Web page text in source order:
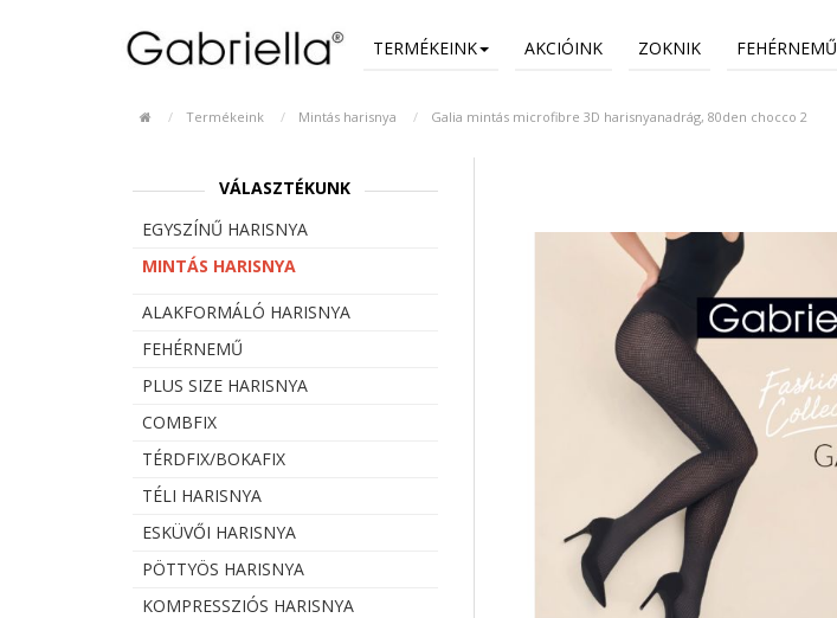
TERMÉKEINK AKCIÓINK ZOKNIK FEHÉRNEMŰ
Termékeink Mintás harisnya Galia mintás microfibre 3D harisnyanadrág, 80den chocco 2
VÁLASZTÉKUNK
EGYSZÍNŰ HARISNYA
MINTÁS HARISNYA
ALAKFORMÁLÓ HARISNYA
FEHÉRNEMŰ
PLUS SIZE HARISNYA
COMBFIX
TÉRDFIX/BOKAFIX
TÉLI HARISNYA
ESKÜVŐI HARISNYA
PÖTTYÖS HARISNYA
KOMPRESSZIÓS HARISNYA